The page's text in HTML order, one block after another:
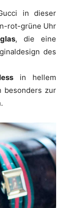
in dieser
rot-grüne Uhr
, die eine
des
in hellem
besonders zur